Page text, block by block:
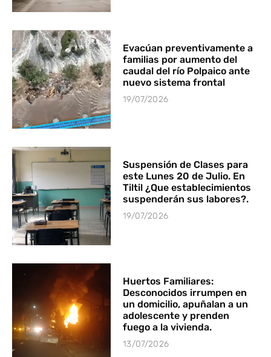
Evacúan preventivamente a
familias por aumento del
caudal del río Polpaico ante
nuevo sistema frontal
19/07/2026
Suspensión de Clases para
este Lunes 20 de Julio. En
Tiltil ¿Que establecimientos
suspenderán sus labores?.
19/07/2026
Huertos Familiares:
Desconocidos irrumpen en
un domicilio, apuñalan a un
adolescente y prenden
fuego a la vivienda.
13/07/2026